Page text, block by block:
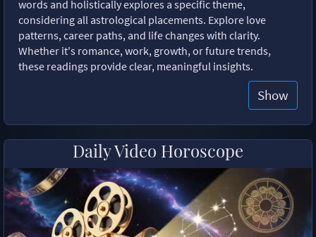
words and holistically explores a specific theme,
considering all astrological placements. Explore love
patterns, career paths, and life changes with clarity.
Whether it's romance, work, growth, or future trends,
these readings provide clear, meaningful insights.
Show
Daily Video Horoscope